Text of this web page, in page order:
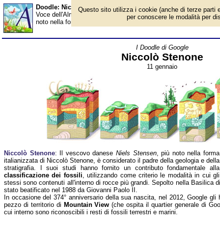
Doodle: Niccolò Stenone - Almanacco
Voce dell'Almanacco dell'11 gennaio, per la rubrica 'I Doodle di
noto nella forma italianizzata di Niccolò Stenone, è considerato
I Doodle di Google
Niccolò Stenone
11 gennaio
Niccolò Stenone: Il vescovo daneseNiels Stensen, più noto nella forma
italianizzata di Niccolò Stenone, è considerato il padre della geologia e della
stratigrafia. I suoi studi hanno fornito un contributo fondamentale alla
classificazione dei fossili, utilizzando come criterio le modalità in cui gli
stessi sono contenuti all'interno di rocce più grandi. Sepolto nella Basilica
stato beatificato nel 1988 da Giovanni Paolo II.
In occasione del 374° anniversario della sua nascita, nel 2012, Google
pezzo di territorio di Mountain View (che ospita il quartier generale di
cui interno sono riconoscibili i resti di fossili terrestri e marini.
Questo sito utilizza i cookie (anche di terze parti
per conoscere le modalità per